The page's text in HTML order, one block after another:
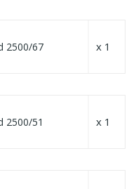
2500/67 x 1
2500/51 x 1